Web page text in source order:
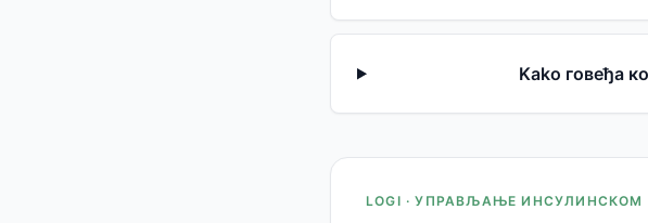
Kako говеђа
LOGI · УПРАВЉАЊЕ ИНСУЛИНСКОМ